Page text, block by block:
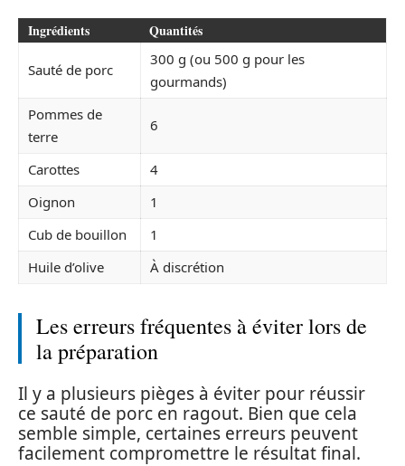
Ingrédients Quantités
Sauté de porc
300 g (ou 500 g pour les
gourmands)
Pommes de
terre
6
Carottes
4
Oignon
1
Cub de bouillon
1
Huile d’olive
À discrétion
Les erreurs fréquentes à éviter lors de
la préparation
Il y a plusieurs pièges à éviter pour réussir
ce sauté de porc en ragout. Bien que cela
semble simple, certaines erreurs peuvent
facilement compromettre le résultat final.